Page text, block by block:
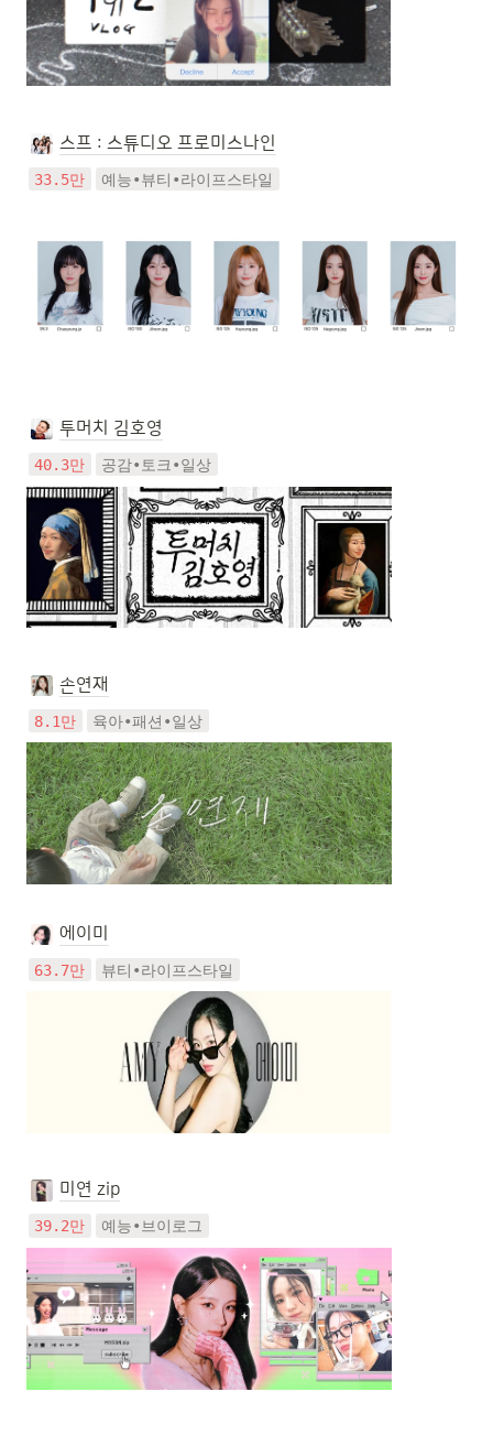
스프 : 스튜디오 프로미스나인
33.5만 예능•뷰티•라이프스타일
투머치 김호영
40.3만 공감•토크•일상
손연재
8.1만 육아•패션•일상
에이미
63.7만 뷰티•라이프스타일
미연 zip
39.2만 예능•브이로그